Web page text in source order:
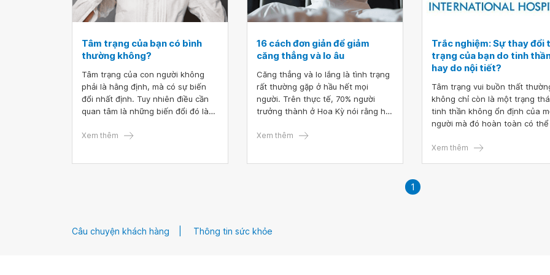
Tâm trạng của bạn có bình
thường không?
Tâm trạng của con người không
phải là hằng định, mà có sự biến
đổi nhất định. Tuy nhiên điều cần
quan tâm là những biến đổi đó là
như thế nào là bình thường, và dấu
Xem thêm
16 cách đơn giản để giảm
căng thẳng và lo âu
Căng thẳng và lo lắng là tình trạng
rất thường gặp ở hầu hết mọi
người. Trên thực tế, 70% người
trưởng thành ở Hoa Kỳ nói rằng họ
hàng ngày. Dưới đây là 16 cách
Xem thêm
Trắc nghiệm: Sự thay đổi
trạng của bạn do tinh
hay do nội tiết?
Tâm trạng vui buồn thất
không chỉ còn là một trạng
tinh thần không ổn định của
người mà đó hoàn toàn có thể
thần. Vậy những sự thay đổi bất
Xem thêm
1
Câu chuyện khách hàng Thông tin sức khỏe